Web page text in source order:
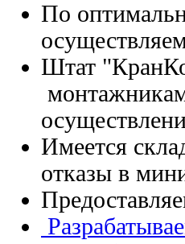
По
Штат
Имеется
отказы в